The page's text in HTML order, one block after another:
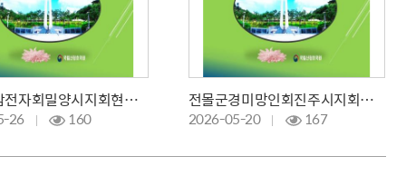
월남전참전자회밀양시지회현충탑참배
26 160
전몰군경미망인회진주시지회현충탑참배
2026-05-20 167